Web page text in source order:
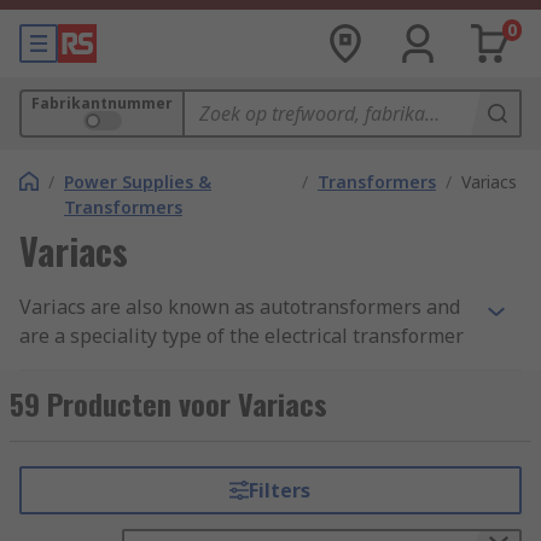
0
Fabrikantnummer
/ Power Supplies &
Transformers
/ Transformers / Variacs
Variacs
Variacs are also known as autotransformers and
are a speciality type of the electrical transformer
as both primary and secondary sides of the
transformer. The ordinary type of transformers
connected. The one winding resolution allows for
producing a smaller, lighter and cheaper
59 Producten voor Variacs
Filters